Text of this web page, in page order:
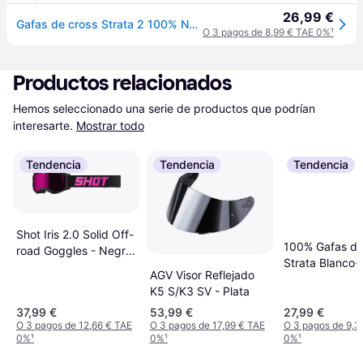
Gafas de cross Strata 2 100% Negro 26,99 €
O 3 pagos de 8,99 € TAE 0%¹
Productos relacionados
Hemos seleccionado una serie de productos que podrían
interesarte. Mostrar todo
Tendencia
Shot Iris 2.0 Solid Off-
road Goggles - Negro
37,99 €
O 3 pagos de 12,66 € TAE
0%¹
Tendencia
AGV Visor Reflejado
K5 S/K3 SV - Plata
53,99 €
O 3 pagos de 17,99 € TAE
0%¹
Tendencia
100% Gafas
Strata Blanco-
27,99 €
O 3 pagos de
0%¹